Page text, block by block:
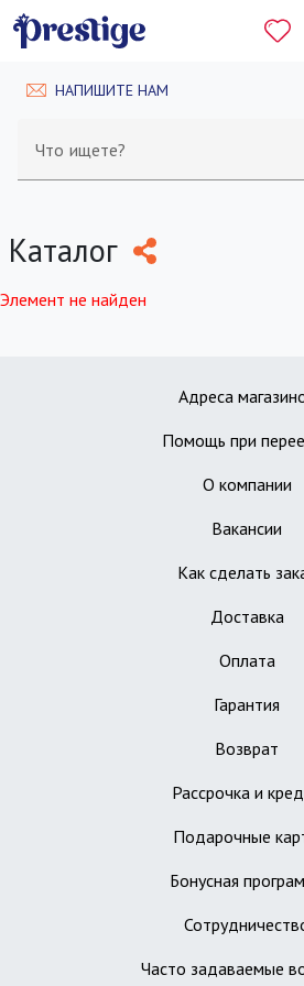
НАПИШИТЕ НАМ
Что ищете?
Каталог
Элемент не найден
Адреса
Помощь при
О компании
Вакансии
Как сделать
Доставка
Оплата
Гарантия
Возврат
Рассрочка и
Подарочные
Бонусная
Часто задаваемые